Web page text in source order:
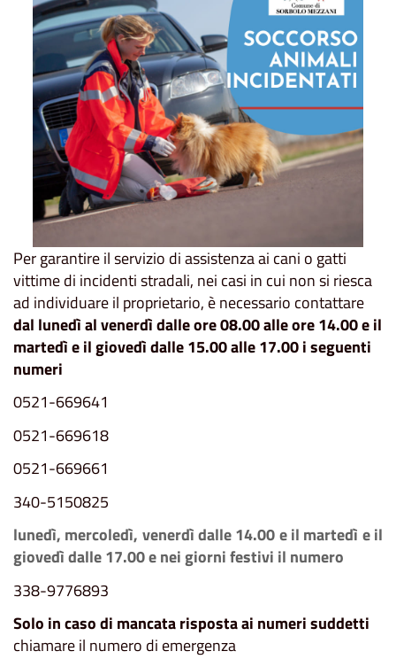
Per garantire il servizio di assistenza ai cani o gatti
vittime di incidenti stradali, nei casi in cui non si riesca
ad individuare il proprietario, è necessario contattare
dal lunedì al venerdì dalle ore 08.00 alle ore 14.00 e il
martedì e il giovedì dalle 15.00 alle 17.00 i seguenti
numeri
0521-669641
0521-669618
0521-669661
340-5150825
lunedì, mercoledì, venerdì dalle 14.00 e il martedì e il
giovedì dalle 17.00 e nei giorni festivi il numero
338-9776893
Solo in caso di mancata risposta ai numeri suddetti
chiamare il numero di emergenza